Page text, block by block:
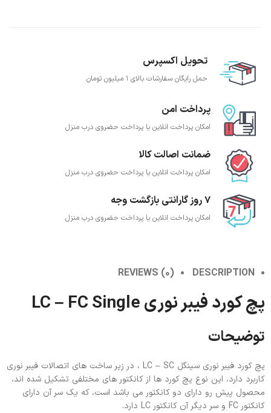
تحویل اکسپرس
حمل رایگان سفارشات بالای 1 میلیون تومان
پرداخت امن
امکان پرداخت انلاین یا پرداخت حضروی درب منزل
ضمانت اصالت کالا
امکان پرداخت انلاین یا پرداخت حضروی درب منزل
7 روز گارانتی بازگشت وجه
امکان پرداخت انلاین یا پرداخت حضروی درب منزل
DESCRIPTION
REVIEWS (0)
پچ کورد فیبر نوری LC – FC Single
توضیحات
پچ کورد فیبر نوری سینگل LC – SC ، در زیر ساخت های اتصالات فیبر نوری
کاربرد دارد، این نوع پچ کورد ها از کانکتور های مختلفی تشکیل شده اند،
محصول پیش رو دارای دو کانکتور می باشد است، که یک سر آن دارای
کانکتور FC و سر دیگر آن کانکتور LC دارد.